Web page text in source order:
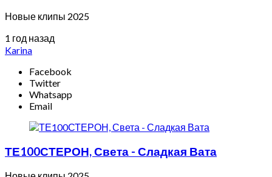
Новые клипы 2025
1 год назад
Karina
Facebook
Twitter
Whatsapp
Email
ТЕ100СТЕРОН, Света - Сладкая Вата